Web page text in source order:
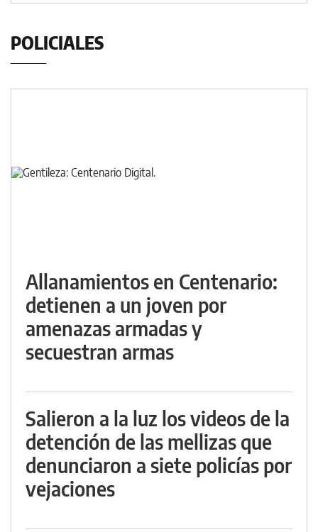
POLICIALES
Allanamientos en Centenario:
detienen a un joven por
amenazas armadas y
secuestran armas
Salieron a la luz los videos de la
detención de las mellizas que
denunciaron a siete policías por
vejaciones